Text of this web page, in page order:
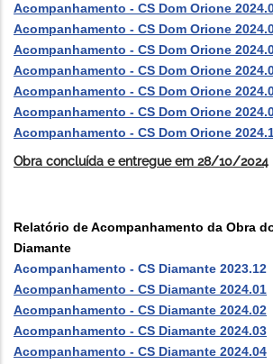
Acompanhamento - CS Dom Orione
Acompanhamento - CS Dom Orione
Acompanhamento - CS Dom Orione
Acompanhamento - CS Dom Orione
Acompanhamento - CS Dom Orione
Acompanhamento - CS Dom Orione
Acompanhamento - CS Dom Orione
Obra concluída e entregue em 28/10/2024
Relatório de Acompanhamento da Obra
Diamante
Acompanhamento - CS Diamante 2023.12
Acompanhamento - CS Diamante 2024.01
Acompanhamento - CS Diamante 2024.02
Acompanhamento - CS Diamante 2024.03
Acompanhamento - CS Diamante 2024.04